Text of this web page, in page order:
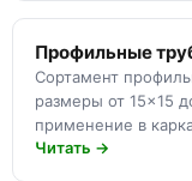
Профильные
Сортамент
размеры от 15×15
применение в
Читать →